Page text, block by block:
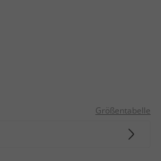
Größentabelle